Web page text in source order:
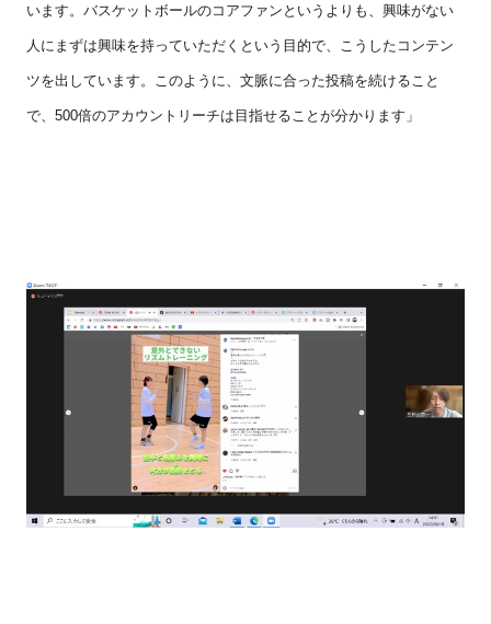
います。バスケットボールのコアファンというよりも、興味がない
人にまずは興味を持っていただくという目的で、こうしたコンテン
ツを出しています。このように、文脈に合った投稿を続けること
で、 500倍のアカウントリーチは目指せることが分かります」